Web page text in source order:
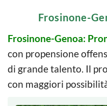
Frosinone-
Frosinone-Genoa:
con propensione
di grande talento. Il
con maggiori